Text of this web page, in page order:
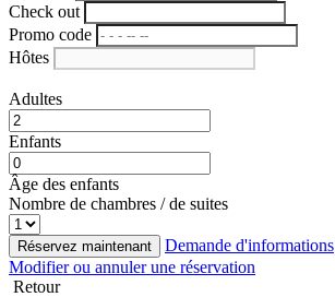
Check out
Promo code
Hôtes
Adultes
Enfants
Âge des enfants
Nombre de chambres / de suites
Réservez maintenant
Demande d'informations
Modifier ou annuler une réservation
Retour